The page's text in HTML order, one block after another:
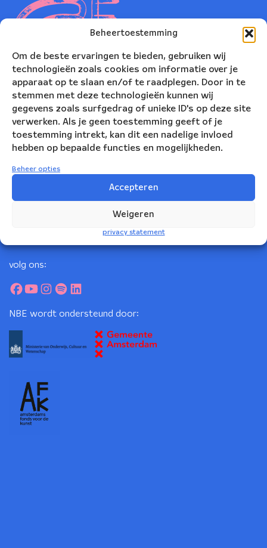
Beheertoestemming
Om de beste ervaringen te bieden, gebruiken wij
technologieën zoals cookies om informatie over je
apparaat op te slaan en/of te raadplegen. Door in te
stemmen met deze technologieën kunnen wij
gegevens zoals surfgedrag of unieke ID's op deze site
verwerken. Als je geen toestemming geeft of je
toestemming intrekt, kan dit een nadelige invloed
hebben op bepaalde functies en mogelijkheden.
Beheer opties
Accepteren
Weigeren
privacy statement
Nederlands Blazers Ensemble
Korte Leidsedwarsstraat 12
volg ons:
NBE wordt ondersteund door: